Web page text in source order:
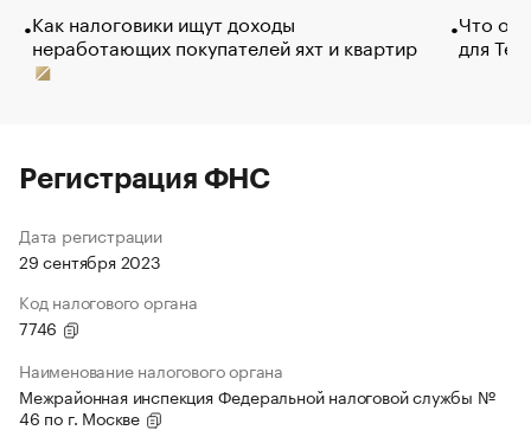
Как налоговики ищут доходы
неработающих покупателей яхт и квартир
Что
для
Регистрация ФНС
Дата регистрации
29 сентября 2023
Код налогового органа
7746
Наименование налогового органа
Межрайонная инспекция Федеральной налоговой службы №
46 по г. Москве